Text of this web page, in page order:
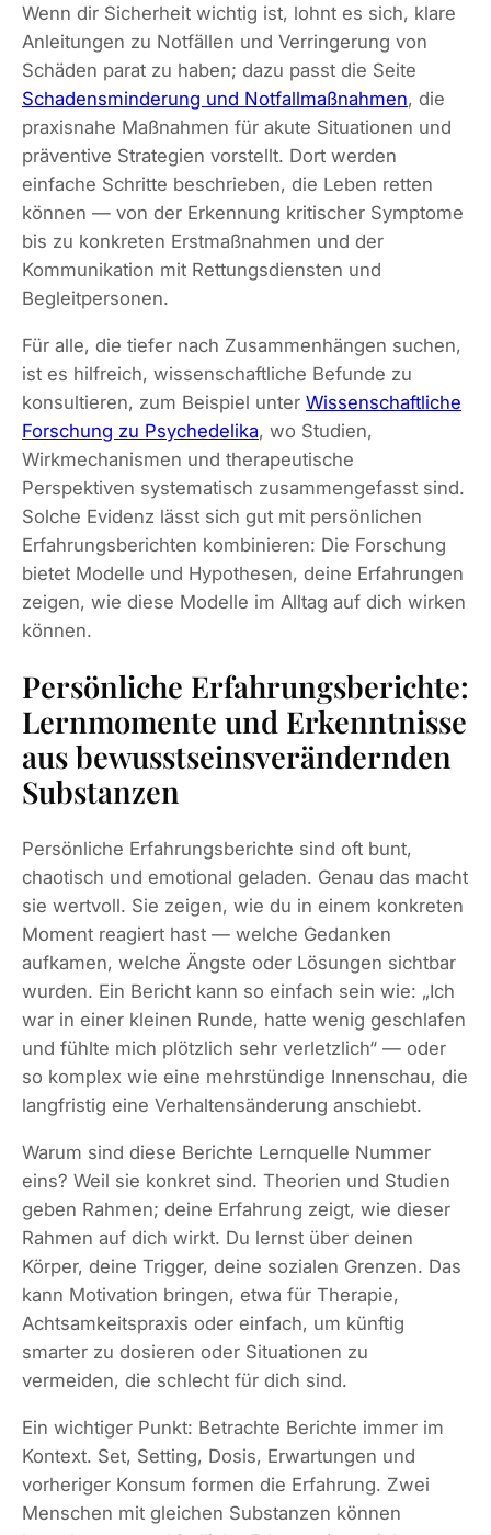
Wenn dir Sicherheit wichtig ist, lohnt es sich, klare
Anleitungen zu Notfällen und Verringerung von
Schäden parat zu haben; dazu passt die Seite
Schadensminderung und Notfallmaßnahmen, die
praxisnahe Maßnahmen für akute Situationen und
präventive Strategien vorstellt. Dort werden
einfache Schritte beschrieben, die Leben retten
können — von der Erkennung kritischer Symptome
bis zu konkreten Erstmaßnahmen und der
Kommunikation mit Rettungsdiensten und
Begleitpersonen.
Für alle, die tiefer nach Zusammenhängen suchen,
ist es hilfreich, wissenschaftliche Befunde zu
konsultieren, zum Beispiel unter Wissenschaftliche
Forschung zu Psychedelika, wo Studien,
Wirkmechanismen und therapeutische
Perspektiven systematisch zusammengefasst sind.
Solche Evidenz lässt sich gut mit persönlichen
Erfahrungsberichten kombinieren: Die Forschung
bietet Modelle und Hypothesen, deine Erfahrungen
zeigen, wie diese Modelle im Alltag auf dich wirken
können.
Persönliche Erfahrungsberichte:
Lernmomente und Erkenntnisse
aus bewusstseinsverändernden
Substanzen
Persönliche Erfahrungsberichte sind oft bunt,
chaotisch und emotional geladen. Genau das macht
sie wertvoll. Sie zeigen, wie du in einem konkreten
Moment reagiert hast — welche Gedanken
aufkamen, welche Ängste oder Lösungen sichtbar
wurden. Ein Bericht kann so einfach sein wie: „Ich
war in einer kleinen Runde, hatte wenig geschlafen
und fühlte mich plötzlich sehr verletzlich“ — oder
so komplex wie eine mehrstündige Innenschau, die
langfristig eine Verhaltensänderung anschiebt.
Warum sind diese Berichte Lernquelle Nummer
eins? Weil sie konkret sind. Theorien und Studien
geben Rahmen; deine Erfahrung zeigt, wie dieser
Rahmen auf dich wirkt. Du lernst über deinen
Körper, deine Trigger, deine sozialen Grenzen. Das
kann Motivation bringen, etwa für Therapie,
Achtsamkeitspraxis oder einfach, um künftig
smarter zu dosieren oder Situationen zu
vermeiden, die schlecht für dich sind.
Ein wichtiger Punkt: Betrachte Berichte immer im
Kontext. Set, Setting, Dosis, Erwartungen und
vorheriger Konsum formen die Erfahrung. Zwei
Menschen mit gleichen Substanzen können